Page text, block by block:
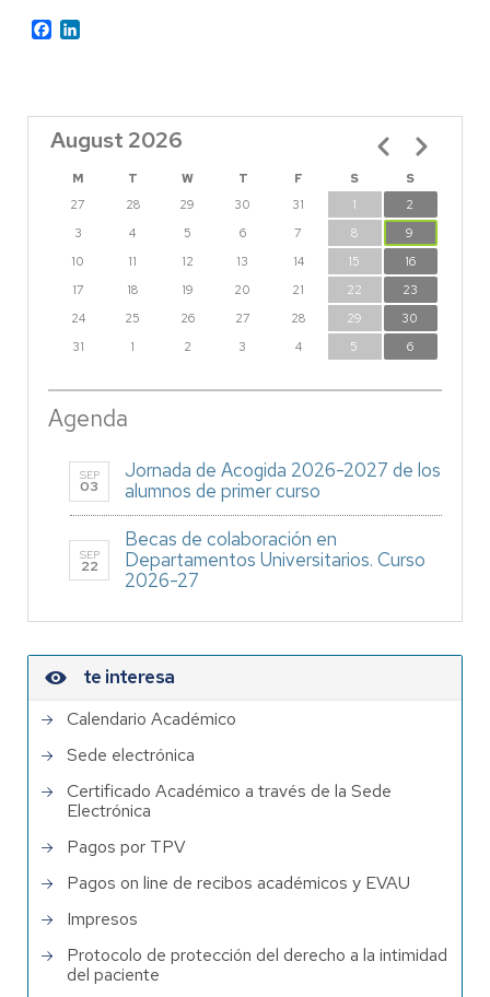
Facebook
August 2026
M T W T F S
S
27
28 29 30 31 1
2
3
4 5 6 7 8
9
10
11 12 13 14 15
16
17
18 19 20 21 22
23
24
25 26 27 28 29
30
31
1 2 3 4 5 6
Pagination
Agenda
SEP
03
Jornada de Acogida 2026-2027 de los
alumnos de primer curso
SEP
22
Becas de colaboración en
Departamentos Universitarios. Curso
2026-27
te interesa
Calendario Académico
Sede electrónica
Certificado Académico a través de la Sede
Electrónica
Pagos por TPV
Pagos on line de recibos académicos y EVAU
Impresos
Protocolo de protección del derecho a la intimidad
del paciente